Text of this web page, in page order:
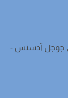
آدسنس -